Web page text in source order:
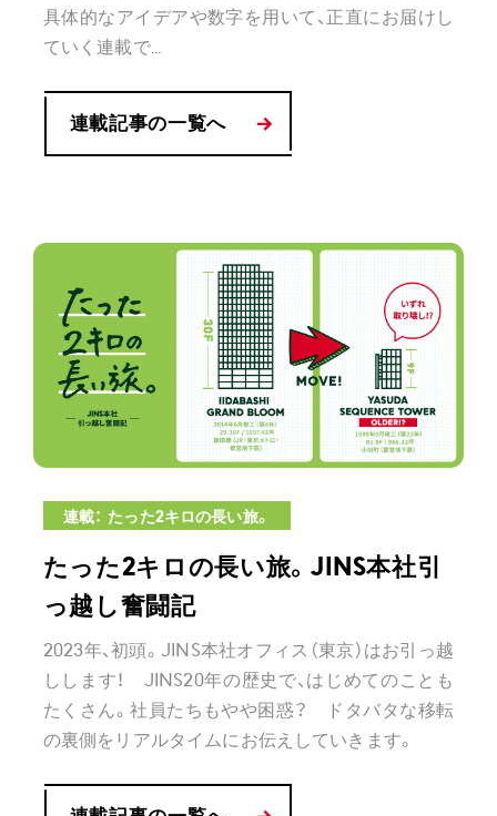
具体的なアイデアや数字を用いて、正直にお届けし
ていく連載で...
連載記事の一覧へ
連載： たった2キロの長い旅。
たった2キロの長い旅。JINS本社引
っ越し奮闘記
2023年、初頭。JINS本社オフィス（東京）はお引っ越
しします！ JINS20年の歴史で、はじめてのことも
たくさん。社員たちもやや困惑？ ドタバタな移転
の裏側をリアルタイムにお伝えしていきます。